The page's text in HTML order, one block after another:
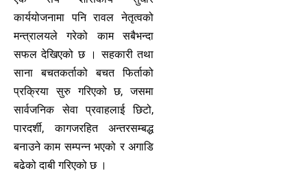
कार्ययोजनामा पनि रावल नेतृत्वको
मन्त्रालयले गरेको काम सबैभन्दा
सफल देखिएको छ । सहकारी तथा
साना बचतकर्ताको बचत फिर्ताको
प्रक्रिया सुरु गरिएको छ, जसमा
सार्वजनिक सेवा प्रवाहलाई छिटो,
पारदर्शी, कागजरहित अन्तरसम्बद्ध
बनाउने काम सम्पन्न भएको र अगाडि
बढेको दाबी गरिएको छ ।